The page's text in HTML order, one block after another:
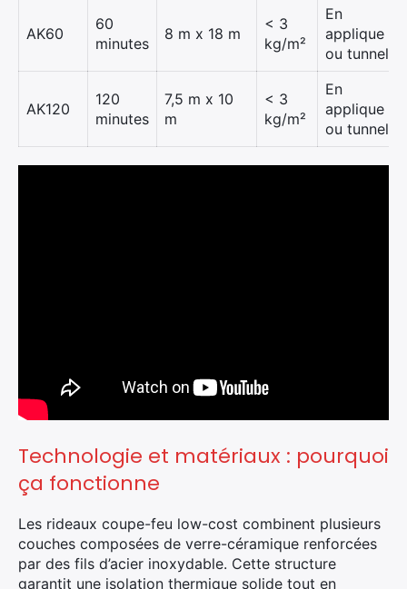
AK60
60
minutes
8 m x 18 m
< 3
kg/m²
En
applique
ou tunnel
AK120
120
minutes
7,5 m x 10
m
< 3
kg/m²
En
applique
ou tunnel
Technologie et matériaux : pourquoi
ça fonctionne
Les rideaux coupe-feu low-cost combinent plusieurs
couches composées de verre-céramique renforcées
par des fils d’acier inoxydable. Cette structure
garantit une isolation thermique solide tout en